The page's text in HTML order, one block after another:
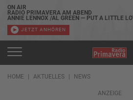
ON AIR
RADIO PRIMAVERA AM ABEND
ANNIE LENNOX /AL GREEN — PUT A LITTLE
JETZT ANHÖREN
HOME AKTUELLES NEWS
ANZEIGE